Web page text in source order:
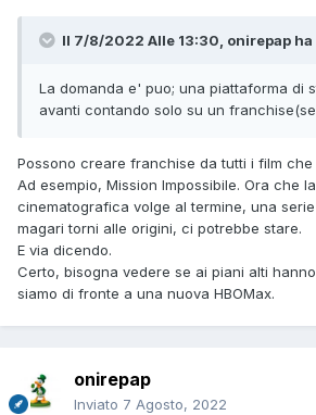
Il 7/8/2022 Alle 13:30, onirepap
La domanda e' puo; una piattaforma di
avanti contando solo su un
Possono creare franchise da tutti i film
Ad esempio, Mission Impossibile. Ora che
cinematografica volge al termine, una
magari torni alle origini, ci potrebbe stare.
E via dicendo.
Certo, bisogna vedere se ai piani alti
siamo di fronte a una nuova HBOMax.
onirepap
Inviato 7 Agosto, 2022